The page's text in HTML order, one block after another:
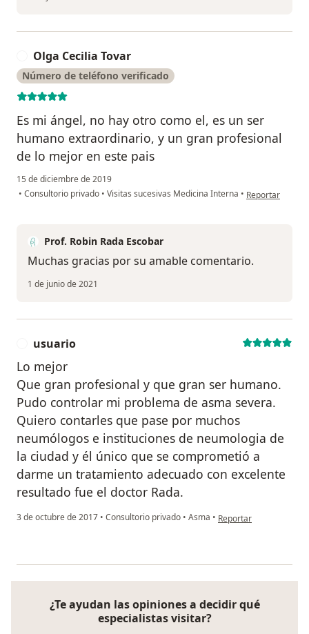
Olga Cecilia Tovar
Número de teléfono verificado
Es mi ángel, no hay otro como el, es un ser
humano extraordinario, y un gran profesional
de lo mejor en este pais
15 de diciembre de 2019
• Consultorio privado • Visitas sucesivas Medicina Interna • en opinión del
Reportar
Prof. Robin Rada Escobar
Muchas gracias por su amable comentario.
1 de junio de 2021
usuario
Lo mejor
Que gran profesional y que gran ser humano.
Pudo controlar mi problema de asma severa.
Quiero contarles que pase por muchos
neumólogos e instituciones de neumologia de
la ciudad y él único que se comprometió a
darme un tratamiento adecuado con excelente
resultado fue el doctor Rada.
3 de octubre de 2017 • Consultorio privado • Asma • en opinión del usuario
Reportar
¿Te ayudan las opiniones a decidir qué
especialistas visitar?